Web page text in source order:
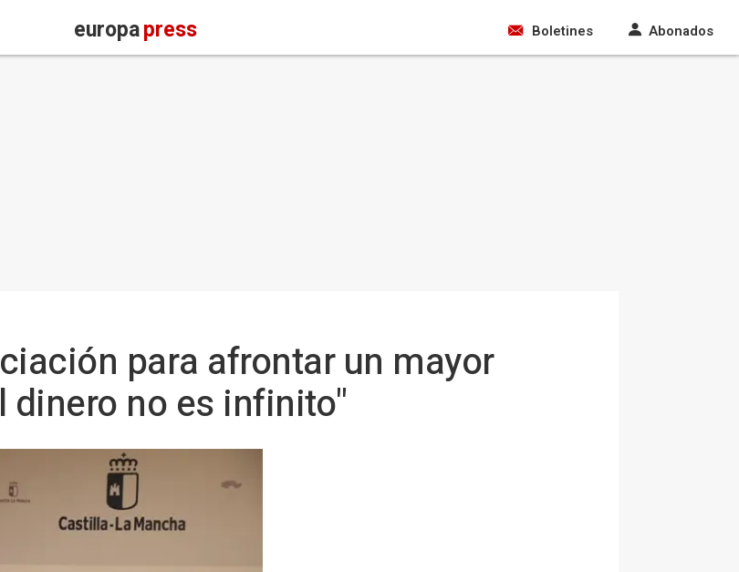
europapress Boletines Abonados
para afrontar un mayor
dinero no es infinito"